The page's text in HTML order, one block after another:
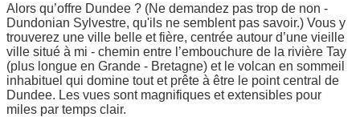
Alors qu’offre Dundee ? (Ne demandez pas trop de non -
Dundonian Sylvestre, qu'ils ne semblent pas savoir.) Vous y
trouverez une ville belle et fière, centrée autour d’une vieille
ville situé à mi - chemin entre l’embouchure de la rivière Tay
(plus longue en Grande - Bretagne) et le volcan en sommeil
inhabituel qui domine tout et prête à être le point central de
Dundee. Les vues sont magnifiques et extensibles pour
miles par temps clair.